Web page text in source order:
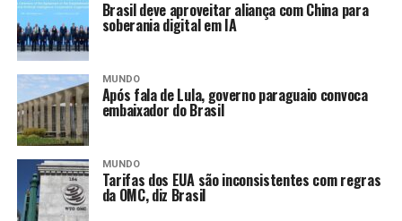
Brasil deve aproveitar aliança com China para
soberania digital em IA
MUNDO
Após fala de Lula, governo paraguaio convoca
embaixador do Brasil
MUNDO
Tarifas dos EUA são inconsistentes com regras
da OMC, diz Brasil